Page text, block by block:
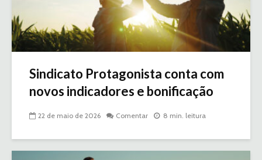
Sindicato Protagonista conta com
novos indicadores e bonificação
22 de maio de 2026 Comentar 8 min. leitura